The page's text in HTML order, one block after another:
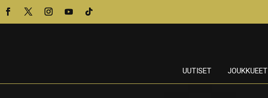
UUTISET JOUKKUEET